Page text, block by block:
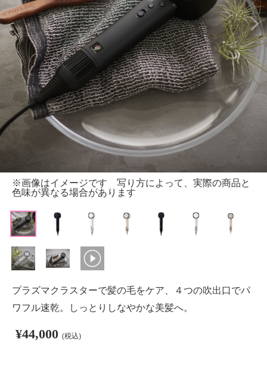
※画像はイメージです 写り方によって、実際の商品と
色味が異なる場合があります
プラズマクラスターで髪の毛をケア、４つの吹出口でパ
ワフル速乾。しっとりしなやかな美髪へ。
¥44,000 (税込)